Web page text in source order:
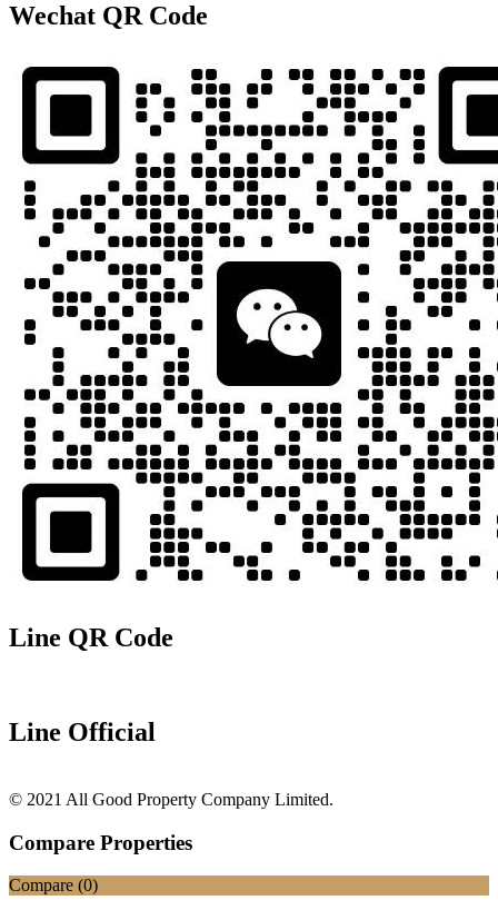
Wechat QR Code
Line QR Code
Line Official
© 2021 All Good Property Company Limited.
Compare Properties
Compare (0)